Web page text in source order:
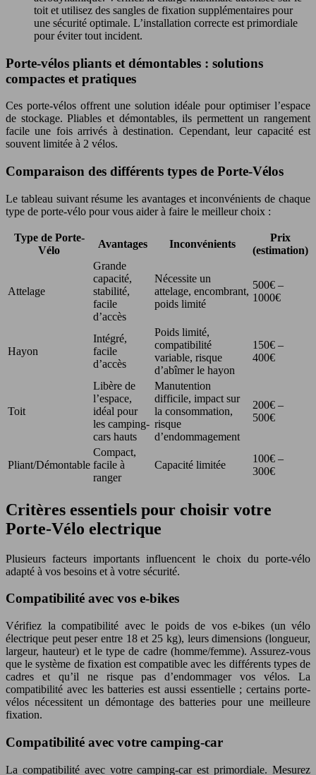
toit et utilisez des sangles de fixation supplémentaires pour
une sécurité optimale. L’installation correcte est primordiale
pour éviter tout incident.
Porte-vélos pliants et démontables : solutions
compactes et pratiques
Ces porte-vélos offrent une solution idéale pour optimiser l’espace
de stockage. Pliables et démontables, ils permettent un rangement
facile une fois arrivés à destination. Cependant, leur capacité est
souvent limitée à 2 vélos.
Comparaison des différents types de Porte-Vélos
Le tableau suivant résume les avantages et inconvénients de chaque
type de porte-vélo pour vous aider à faire le meilleur choix :
Type de Porte-
Vélo
Avantages Inconvénients
Prix
(estimation)
Attelage
Grande
capacité,
stabilité,
facile
d’accès
Nécessite un
attelage, encombrant,
poids limité
500€ –
1000€
Hayon
Intégré,
facile
d’accès
Poids limité,
compatibilité
variable, risque
d’abîmer le hayon
150€ –
400€
Toit
Libère de
l’espace,
idéal pour
les camping-
cars hauts
Manutention
difficile, impact sur
la consommation,
risque
d’endommagement
200€ –
500€
Pliant/Démontable
Compact,
facile à
ranger
Capacité limitée
100€ –
300€
Critères essentiels pour choisir votre
Porte-Vélo electrique
Plusieurs facteurs importants influencent le choix du porte-vélo
adapté à vos besoins et à votre sécurité.
Compatibilité avec vos e-bikes
Vérifiez la compatibilité avec le poids de vos e-bikes (un vélo
électrique peut peser entre 18 et 25 kg), leurs dimensions (longueur,
largeur, hauteur) et le type de cadre (homme/femme). Assurez-vous
que le système de fixation est compatible avec les différents types de
cadres et qu’il ne risque pas d’endommager vos vélos. La
compatibilité avec les batteries est aussi essentielle ; certains porte-
vélos nécessitent un démontage des batteries pour une meilleure
fixation.
Compatibilité avec votre camping-car
La compatibilité avec votre camping-car est primordiale. Mesurez